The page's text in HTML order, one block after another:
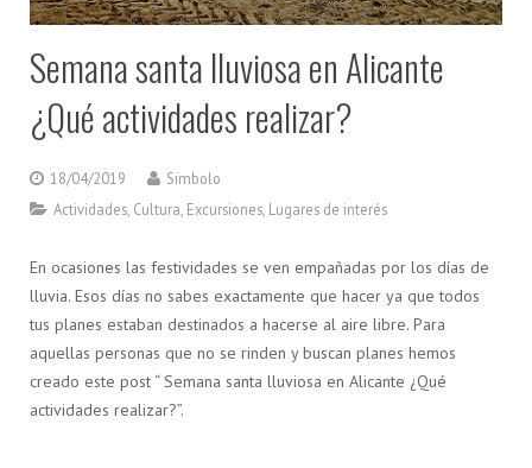
Semana santa lluviosa en Alicante
¿Qué actividades realizar?
18/04/2019
Simbolo
Actividades Cultura Excursiones Lugares de interés
En ocasiones las festividades se ven empañadas por los días de
lluvia. Esos días no sabes exactamente que hacer ya que todos
tus planes estaban destinados a hacerse al aire libre. Para
aquellas personas que no se rinden y buscan planes hemos
creado este post “ Semana santa lluviosa en Alicante ¿Qué
actividades realizar?”.